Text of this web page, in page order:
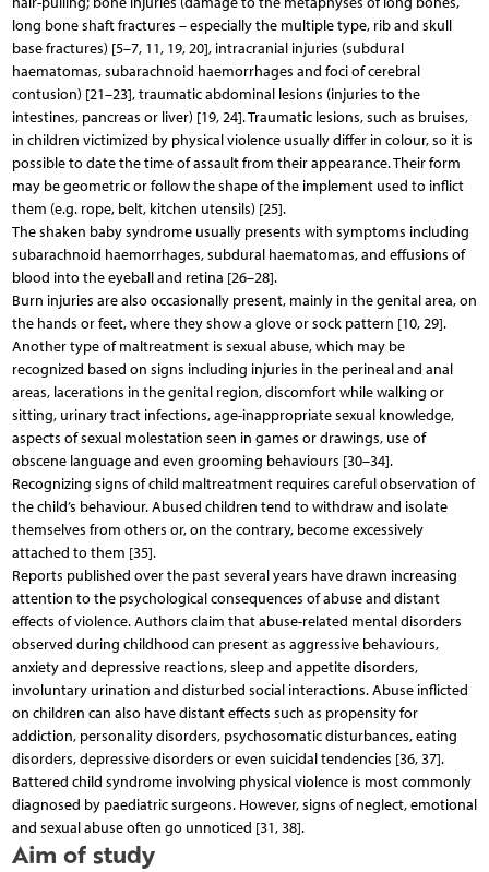
long bone shaft fractures – especially the multiple type, rib and skull
base fractures) [5–7, 11, 19, 20], intracranial injuries (subdural
haematomas, subarachnoid haemorrhages and foci of cerebral
contusion) [21–23], traumatic abdominal lesions (injuries to the
intestines, pancreas or liver) [19, 24]. Traumatic lesions, such as bruises,
in children victimized by physical violence usually differ in colour, so it is
possible to date the time of assault from their appearance. Their form
may be geometric or follow the shape of the implement used to inflict
them (e.g. rope, belt, kitchen utensils) [25].
The shaken baby syndrome usually presents with symptoms including
subarachnoid haemorrhages, subdural haematomas, and effusions of
blood into the eyeball and retina [26–28].
Burn injuries are also occasionally present, mainly in the genital area, on
the hands or feet, where they show a glove or sock pattern [10, 29].
Another type of maltreatment is sexual abuse, which may be
recognized based on signs including injuries in the perineal and anal
areas, lacerations in the genital region, discomfort while walking or
sitting, urinary tract infections, age-inappropriate sexual knowledge,
aspects of sexual molestation seen in games or drawings, use of
obscene language and even grooming behaviours [30–34].
Recognizing signs of child maltreatment requires careful observation of
the child’s behaviour. Abused children tend to withdraw and isolate
themselves from others or, on the contrary, become excessively
attached to them [35].
Reports published over the past several years have drawn increasing
attention to the psychological consequences of abuse and distant
effects of violence. Authors claim that abuse-related mental disorders
observed during childhood can present as aggressive behaviours,
anxiety and depressive reactions, sleep and appetite disorders,
involuntary urination and disturbed social interactions. Abuse inflicted
on children can also have distant effects such as propensity for
addiction, personality disorders, psychosomatic disturbances, eating
disorders, depressive disorders or even suicidal tendencies [36, 37].
Battered child syndrome involving physical violence is most commonly
diagnosed by paediatric surgeons. However, signs of neglect, emotional
and sexual abuse often go unnoticed [31, 38].
Aim of study